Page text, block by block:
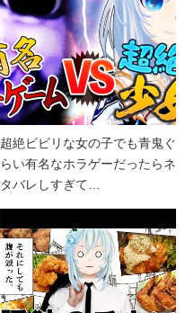
超絶ビビリな女の子でも青鬼ぐ
らい有名なホラゲーだったらネ
タバレしすぎて…